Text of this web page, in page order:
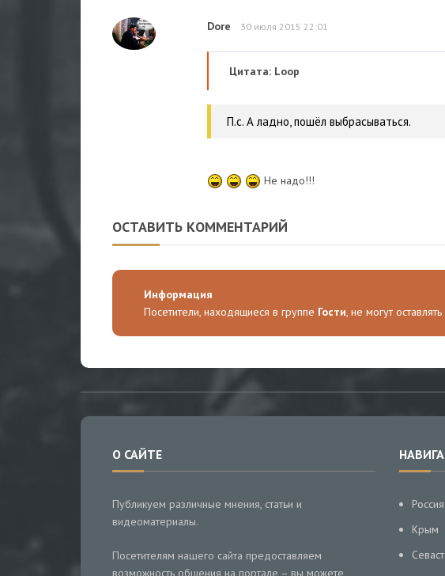
Dore 30 июля 2015 22:01
Цитата: Loop
П.с. А ладно, пошёл выбрасываться.
Не надо!!!
ОСТАВИТЬ КОММЕНТАРИЙ
Информация
Посетители, находящиеся в группе Гости, не могут
О САЙТЕ
Публикуем различные мнения, статьи и
видеоматериалы.
Посетителям нашего сайта предоставляем
возможность общения на портале – вы можете
Россия
Крым